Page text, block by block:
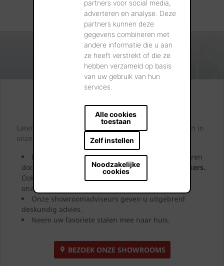
partners voor social media,
adverteren en analyse. Deze
partners kunnen deze
gegevens combineren met
andere informatie die u aan
ze heeft verstrekt of die ze
hebben verzameld op basis
van uw gebruik van hun
services.
Alle cookies
toestaan
Zelf instellen
Noodzakelijke
cookies
Kijk. Droom. Kies.
Laten we samen letterlijk uw dromen tastbaar maken in
onze showrooms.
Kom langs in onze showrooms en laat u inspireren
door de
vele soorten en kleuren keramische klinkers.
Ook in openlucht! Zo ziet u meteen hoe duurzaam
onze kleiklinkers zijn.
Onze showroomadviseurs geven u uitgebreid
deskundig advies.
Neem uw favoriete stalen mee naar huis.
BEZOEK ONZE SHOWROOMS